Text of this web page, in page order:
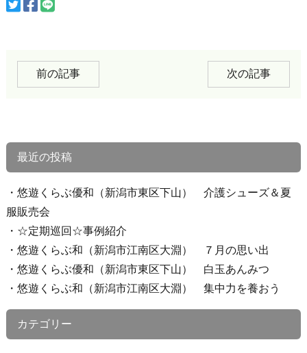
前の記事 次の記事
最近の投稿
悠遊くらぶ優和（新潟市東区下山） 介護シューズ＆夏
服販売会
☆定期巡回☆事例紹介
悠遊くらぶ和（新潟市江南区大淵） ７月の思い出
悠遊くらぶ優和（新潟市東区下山） 白玉あんみつ
悠遊くらぶ和（新潟市江南区大淵） 集中力を養おう
カテゴリー